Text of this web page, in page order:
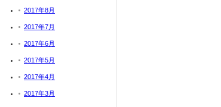
2017年8月
2017年7月
2017年6月
2017年5月
2017年4月
2017年3月